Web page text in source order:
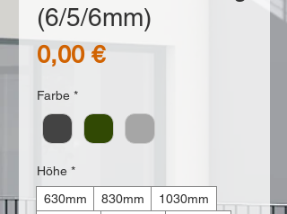
(6/5/6mm)
0,00 €Preis
Farbe *
Höhe *
630mm
830mm
1030mm